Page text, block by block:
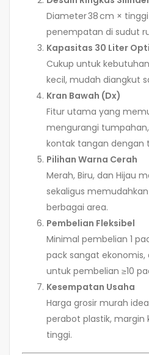
Diameter 38 cm ×
penempatan di sudut
Kapasitas 30 Liter
Cukup untuk
kecil, mudah diangkut
Kran Bawah (Dx)
Fitur utama yang
mengurangi
kontak tangan dengan
Pilihan Warna Cerah
Merah, Biru, dan Hijau
sekaligus
berbagai area.
Pembelian Fleksibel
Minimal pembelian 1
pack sangat
untuk pembelian ≥10
Kesempatan Usaha
Harga grosir murah
perabot plastik,
tinggi.